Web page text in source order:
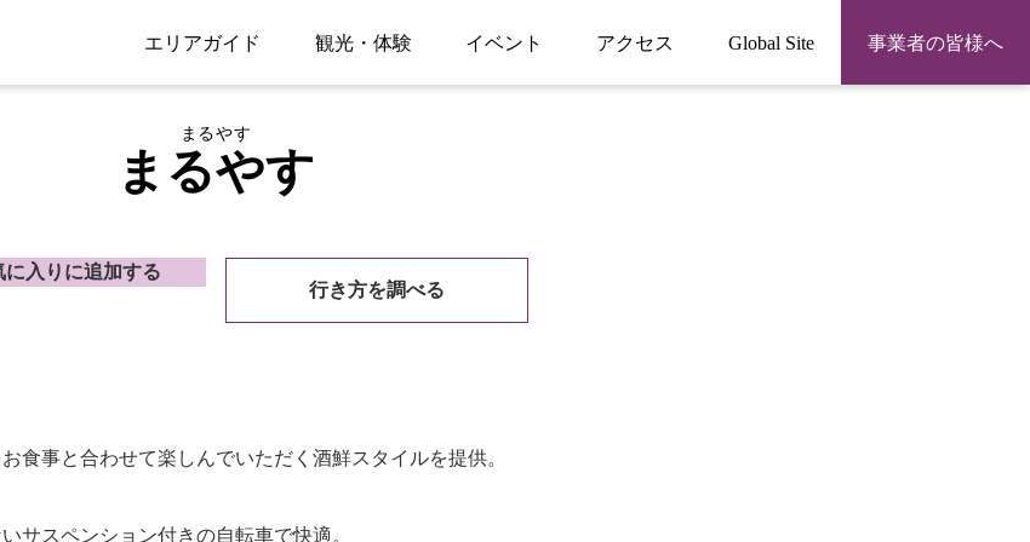
エリアガイド 観光・体験 イベント アクセス Global Site 事業者の皆様へ
まるやす
まるやす
に入りに追加する
行き方を調べる
食事と合わせて楽しんでいただく酒鮮スタイルを提供。
サスペンション付きの自転車で快適。